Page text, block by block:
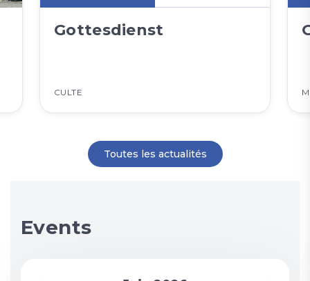
Gottesdienst
CULTE
Toutes les actualités
Events